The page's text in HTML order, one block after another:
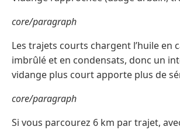
core/paragraph
Les trajets courts chargent l’huile en
imbrûlé et en condensats, donc un
vidange plus court apporte plus de
core/paragraph
Si vous parcourez 6 km par trajet,